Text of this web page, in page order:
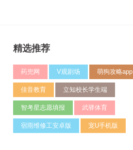
精选推荐
药兜网 V观剧场 萌狗攻略app
佳音教育 立知校长学生端
智考星志愿填报 武驿体育
宿雨维修工安卓版 宠U手机版